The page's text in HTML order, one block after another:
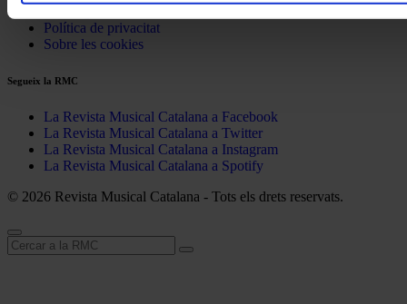
Política de privacitat
Sobre les cookies
Segueix la RMC
La Revista Musical Catalana a Facebook
La Revista Musical Catalana a Twitter
La Revista Musical Catalana a Instagram
La Revista Musical Catalana a Spotify
© 2026 Revista Musical Catalana - Tots els drets reservats.
Cerca